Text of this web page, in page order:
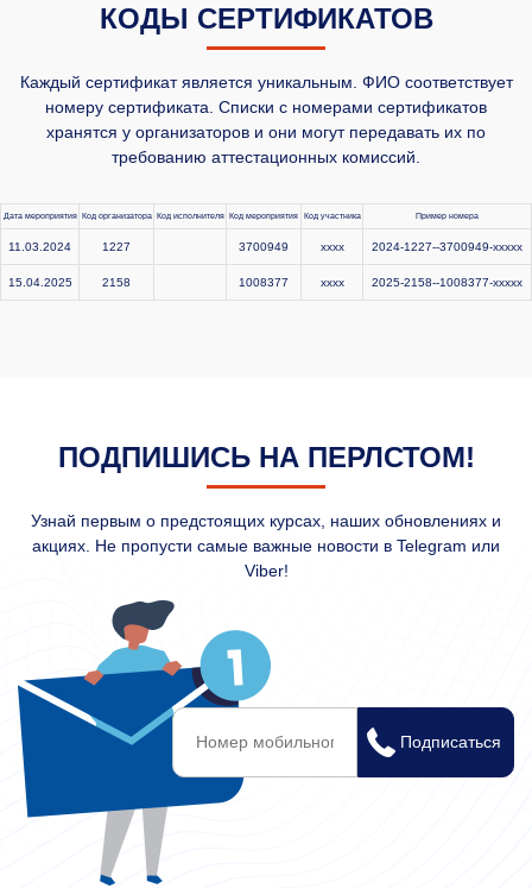
КОДЫ СЕРТИФИКАТОВ
Каждый сертификат является уникальным. ФИО соответствует
номеру сертификата. Списки с номерами сертификатов
хранятся у организаторов и они могут передавать их по
требованию аттестационных комиссий.
Дата мероприятия Код организатора Код исполнителя Код мероприятия Код участника Пример номера
11.03.2024 1227 3700949 xxxx 2024-1227--3700949-xxxxx
15.04.2025 2158 1008377 xxxx 2025-2158--1008377-xxxxx
ПОДПИШИСЬ НА ПЕРЛСТОМ!
Узнай первым о предстоящих курсах, наших обновлениях и
акциях. Не пропусти самые важные новости в Telegram или
Viber!